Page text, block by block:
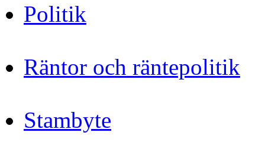
Politik
Räntor och räntepolitik
Stambyte